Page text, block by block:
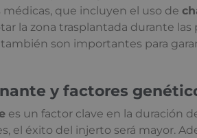
que incluyen el uso de
la zona trasplantada durante las
son importantes para
y factores
es un factor clave en la duración
el éxito del injerto será mayor.